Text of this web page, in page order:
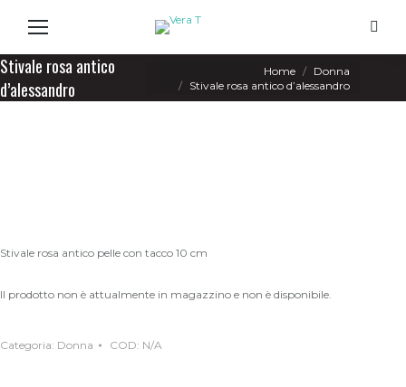
Search:
Stivale rosa antico
d’alessandro
Home
Donna
Stivale rosa antico d’alessandro
Stivale rosa antico pelle con tacco 10 cm
Il prodotto non è attualmente in magazzino e non è disponibile.
Categoria: Donna COD: N/A